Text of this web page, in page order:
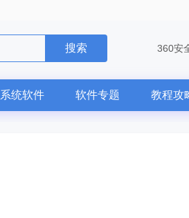
搜索 360安
系统软件 软件专题 教程攻